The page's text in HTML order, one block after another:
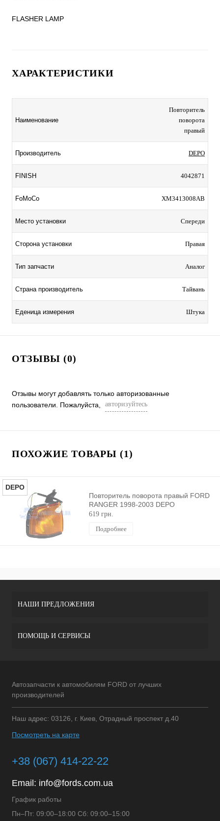
FLASHER LAMP
ХАРАКТЕРИСТИКИ
Наименование
Повторитель
поворота
правый
Производитель DEPO
FINISH 4042871
FoMoCo XM3413008AB
Место установки Спереди
Сторона установки Правая
Тип запчасти Аналог
Страна производитель Тайвань
Еденица измерения Штука
ОТЗЫВЫ (0)
Отзывы могут добавлять только авторизованные
пользователи. Пожалуйста,
авторизуйтесь
ПОХОЖИЕ ТОВАРЫ (1)
DEPO
Повторитель поворота правый FORD
RANGER 1998-2003 DEPO
619 грн.
Подробнее
НАШИ ПРЕДЛОЖЕНИЯ
ПОМОЩЬ И СЕРВИСЫ
Автозапчасти к автомобилям FORD от лучших
производителей
Наш адрес: 03126, г. Киев, Отрадный проспект д.40
Посмотреть на карте
+38 (067) 414-22-22
Email: info@fords.com.ua
График работы
Пн–Пт: 09:00–18:00 Сб: 09:00–15:00